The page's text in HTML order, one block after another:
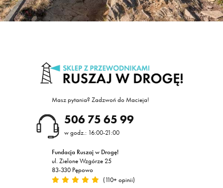
Masz pytania? Zadzwoń do Macieja!
605
w godz.: 16:00-21:00
Fundacja Ruszaj w Drogę!
ul. Zielone Wzgórze 25
83-330 Pępowo
(110+ opinii)